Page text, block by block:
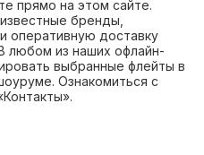
прямо на этом сайте.
бренды,
оперативную доставку
любом из наших офлайн-
выбранные флейты в
Ознакомиться с